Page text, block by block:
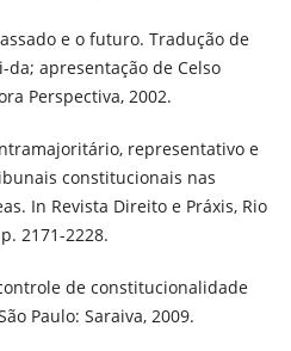
e o futuro. Tradução de
da; apresentação de Celso
Perspectiva, 2002.
representativo e
constitucionais nas
In Revista Direito e Práxis, Rio
2171-2228.
de constitucionalidade
Paulo: Saraiva, 2009.